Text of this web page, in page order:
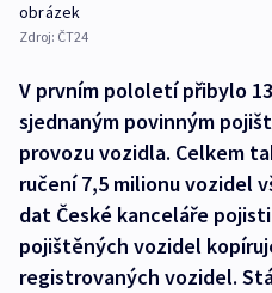
obrázek
Zdroj: ČT24
V prvním pololetí přibylo
sjednaným povinným
provozu vozidla. Celkem
ručení 7,5 milionu vozidel
dat České kanceláře
pojištěných vozidel
registrovaných vozidel.